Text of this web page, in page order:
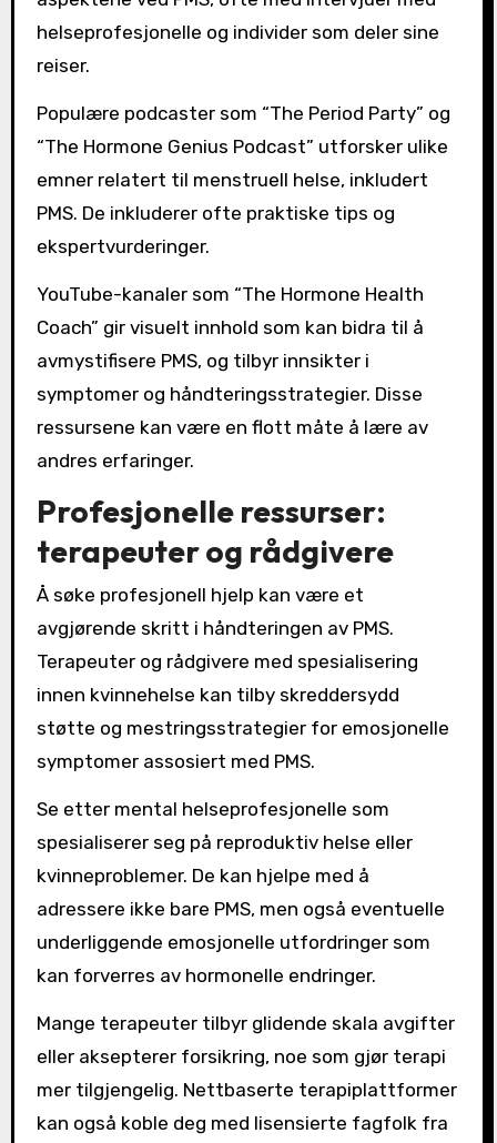
helseprofesjonelle og individer som deler sine
reiser.
Populære podcaster som “The Period Party” og
“The Hormone Genius Podcast” utforsker ulike
emner relatert til menstruell helse, inkludert
PMS. De inkluderer ofte praktiske tips og
ekspertvurderinger.
YouTube-kanaler som “The Hormone Health
Coach” gir visuelt innhold som kan bidra til å
avmystifisere PMS, og tilbyr innsikter i
symptomer og håndteringsstrategier. Disse
ressursene kan være en flott måte å lære av
andres erfaringer.
Profesjonelle ressurser:
terapeuter og rådgivere
Å søke profesjonell hjelp kan være et
avgjørende skritt i håndteringen av PMS.
Terapeuter og rådgivere med spesialisering
innen kvinnehelse kan tilby skreddersydd
støtte og mestringsstrategier for emosjonelle
symptomer assosiert med PMS.
Se etter mental helseprofesjonelle som
spesialiserer seg på reproduktiv helse eller
kvinneproblemer. De kan hjelpe med å
adressere ikke bare PMS, men også eventuelle
underliggende emosjonelle utfordringer som
kan forverres av hormonelle endringer.
Mange terapeuter tilbyr glidende skala avgifter
eller aksepterer forsikring, noe som gjør terapi
mer tilgjengelig. Nettbaserte terapiplattformer
kan også koble deg med lisensierte fagfolk fra